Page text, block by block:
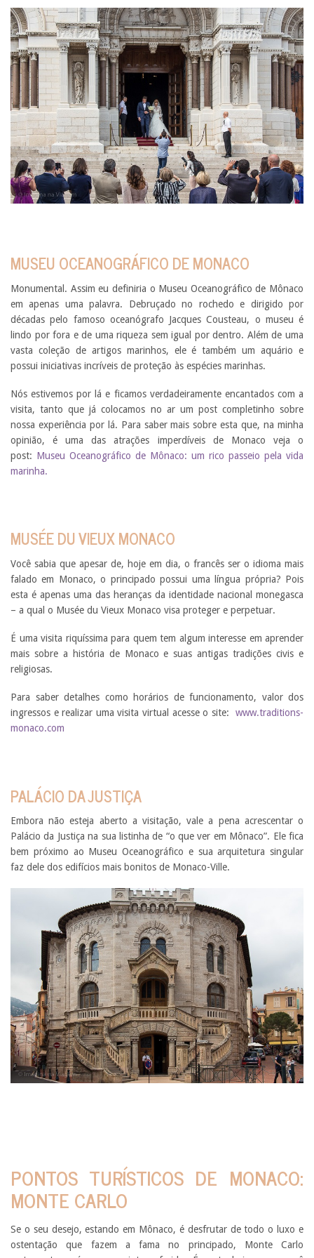
MUSEU OCEANOGRÁFICO DE MONACO
Monumental. Assim eu definiria o Museu Oceanográfico de Mônaco
em apenas uma palavra. Debruçado no rochedo e dirigido por
décadas pelo famoso oceanógrafo Jacques Cousteau, o museu é
lindo por fora e de uma riqueza sem igual por dentro. Além de uma
vasta coleção de artigos marinhos, ele é também um aquário e
possui iniciativas incríveis de proteção às espécies marinhas.
Nós estivemos por lá e ficamos verdadeiramente encantados com a
visita, tanto que já colocamos no ar um post completinho sobre
nossa experiência por lá. Para saber mais sobre esta que, na minha
opinião, é uma das atrações imperdíveis de Monaco veja o
post: Museu Oceanográfico de Mônaco: um rico passeio pela vida
marinha.
MUSÉE DU VIEUX MONACO
Você sabia que apesar de, hoje em dia, o francês ser o idioma mais
falado em Monaco, o principado possui uma língua própria? Pois
esta é apenas uma das heranças da identidade nacional monegasca
– a qual o Musée du Vieux Monaco visa proteger e perpetuar.
É uma visita riquíssima para quem tem algum interesse em aprender
mais sobre a história de Monaco e suas antigas tradições civis e
religiosas.
Para saber detalhes como horários de funcionamento, valor dos
ingressos e realizar uma visita virtual acesse o site: www.traditions-
monaco.com
PALÁCIO DA JUSTIÇA
Embora não esteja aberto a visitação, vale a pena acrescentar o
Palácio da Justiça na sua listinha de “o que ver em Mônaco”. Ele fica
bem próximo ao Museu Oceanográfico e sua arquitetura singular
faz dele dos edifícios mais bonitos de Monaco-Ville.
PONTOS TURÍSTICOS DE MONACO:
MONTE CARLO
Se o seu desejo, estando em Mônaco, é desfrutar de todo o luxo e
ostentação que fazem a fama no principado, Monte Carlo